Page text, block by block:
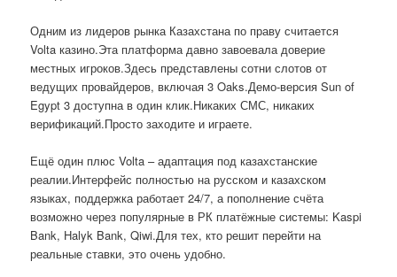
Одним из лидеров рынка Казахстана по праву считается
Volta казино.Эта платформа давно завоевала доверие
местных игроков.Здесь представлены сотни слотов от
ведущих провайдеров, включая 3 Oaks.Демо-версия Sun of
Egypt 3 доступна в один клик.Никаких СМС, никаких
верификаций.Просто заходите и играете.
Ещё один плюс Volta – адаптация под казахстанские
реалии.Интерфейс полностью на русском и казахском
языках, поддержка работает 24/7, а пополнение счёта
возможно через популярные в РК платёжные системы: Kaspi
Bank, Halyk Bank, Qiwi.Для тех, кто решит перейти на
реальные ставки, это очень удобно.